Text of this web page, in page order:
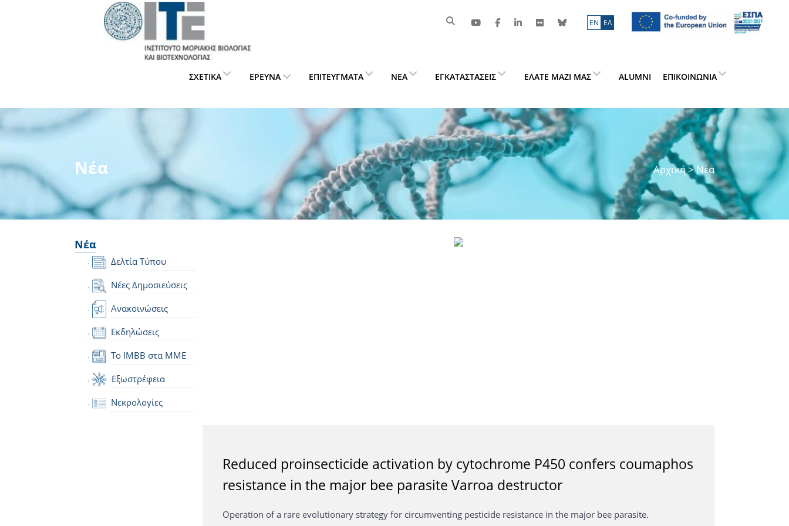
ΕN ΕΛ
ΣΧΕΤΙΚΆ ΈΡΕΥΝΑ ΕΠΙΤΕΎΓΜΑΤΑ ΝΈΑ ΕΓΚΑΤΑΣΤΆΣΕΙΣ ΕΛΆΤΕ ΜΑΖΊ ΜΑΣ ALUMNI ΕΠΙΚΟΙΝΩΝΊΑ
Νέα Αρχική> Νέα
Νέα
Δελτία Τύπου
Νέες Δημοσιεύσεις
Ανακοινώσεις
Εκδηλώσεις
Το IMBB στα ΜΜΕ
Εξωστρέφεια
Νεκρολογίες
Reduced proinsecticide activation by cytochrome P450 confers coumaphos
resistance in the major bee parasite Varroa destructor
Operation of a rare evolutionary strategy for circumventing pesticide resistance in the major bee parasite.